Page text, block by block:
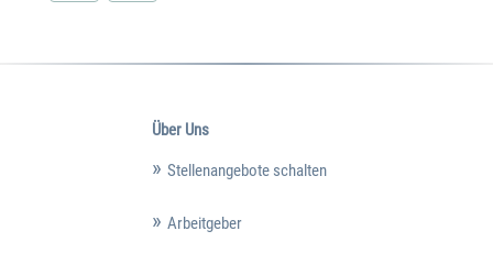
Über Uns
Stellenangebote schalten
Arbeitgeber